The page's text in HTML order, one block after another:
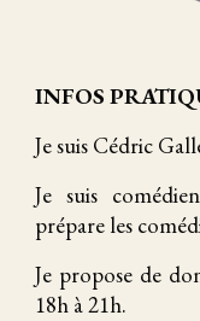
INFOS
Je suis Cédric
Je suis
prépare les
Je propose de
18h à 21h.